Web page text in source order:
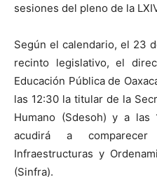
sesiones del pleno de la
Según el calendario, el 23
recinto legislativo, el
Educación Pública de
las 12:30 la titular de la
Humano (Sdesoh) y a las
acudirá a
Infraestructuras y
(Sinfra).